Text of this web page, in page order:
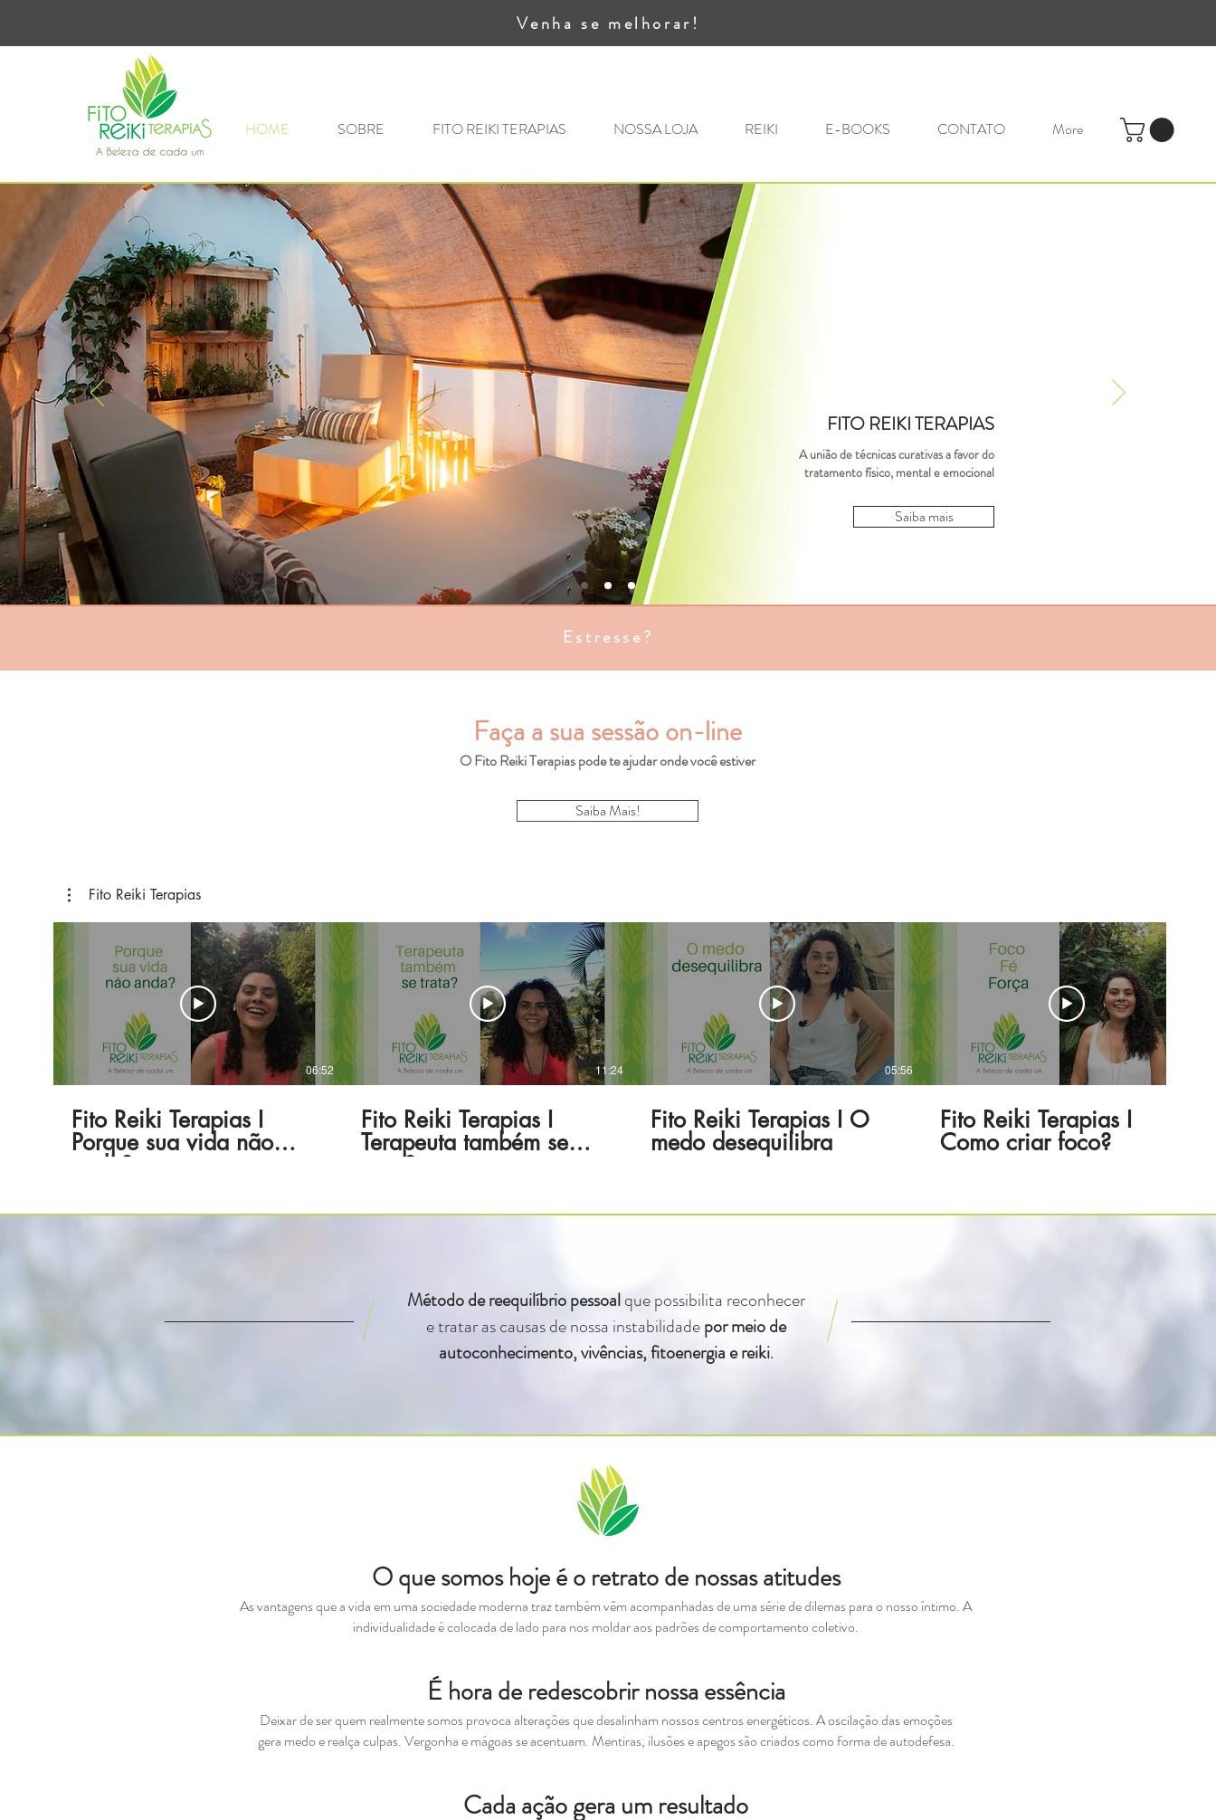
Venha se melhorar!
HOME SOBRE FITO REIKI TERAPIAS NOSSA LOJA REIKI E-BOOKS CONTATO More
FITO REIKI TERAPIAS
A união de técnicas curativas a favor do
tratamento físico, mental e emocional
Saiba mais
Estresse?
Faça a sua sessão on-line
O Fito Reiki Terapias pode te ajudar onde você estiver
Saiba Mais!
Fito Reiki Terapias
06:52
Fito Reiki Terapias I
Porque sua vida não
anda?
11:24
Fito Reiki Terapias I
Terapeuta também se
trata?
05:56
Fito Reiki Terapias I O
medo desequilibra
Fito Reiki Terapias I
Como criar foco?
Método de reequilíbrio pessoalque possibilita reconhecer
e tratar as causas de nossa instabilidadepor meio de
autoconhecimento, vivências, fitoenergia e reiki.
O que somos hoje é o retrato de nossas atitudes
As vantagens que a vida em uma sociedade moderna traz também vêm acompanhadas de uma série de dilemas para o nosso íntimo. A
individualidade é colocada de lado para nos moldar aos padrões de comportamento coletivo.
É hora de redescobrir nossa essência
Deixar de ser quem realmente somos provoca alterações que desalinham nossos centros energéticos. A oscilação das emoções
gera medo e realça culpas. Vergonha e mágoas se acentuam. Mentiras, ilusões e apegos são criados como forma de autodefesa.
Cada ação gera um resultado